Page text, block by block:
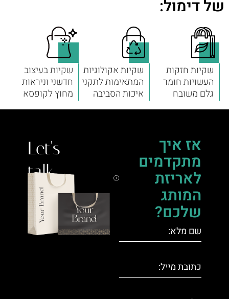
של דימול:
שקיות חזקות
העשויות חומר
גלם משובח
שקיות אקולוגיות
המתאימות לתקני
איכות הסביבה
שקיות בעיצוב
חדשני וניראות
מחוץ לקופסא
אז איך
מתקדמים
לאריזת
המותג
שלכם?
Let's
talk.